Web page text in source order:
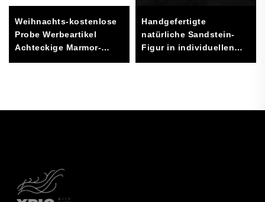
Weihnachts-kostenlose
Probe Werbeartikel
Achteckige Marmor-
Untersetzer
Handgefertigte
natürliche Sandstein-
Figur in individuellen
Größen,
Büro und Galerie